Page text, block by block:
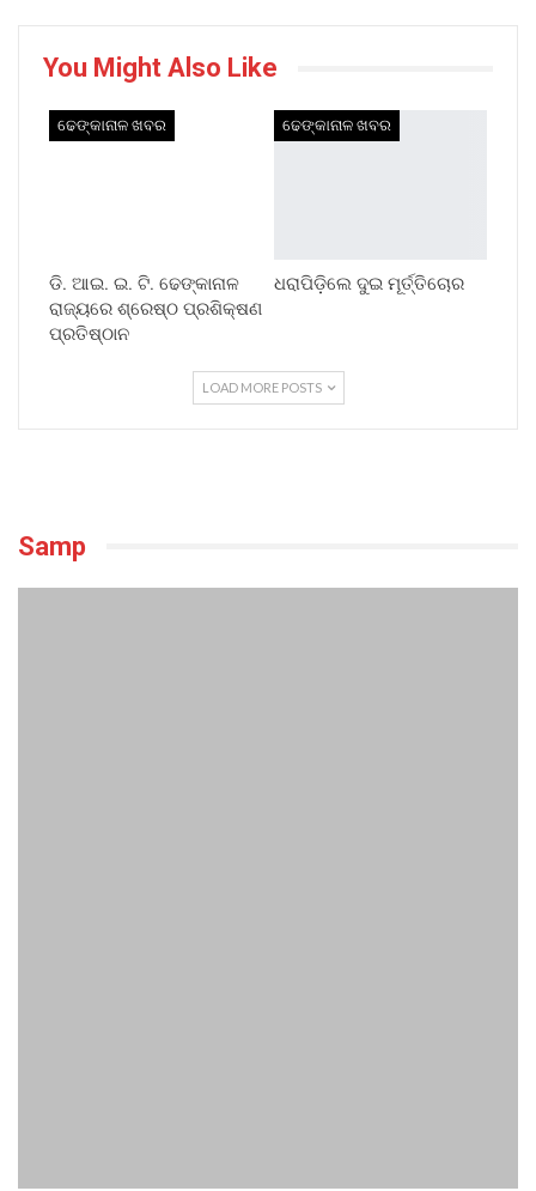
You Might Also Like
ଢେଙ୍କାନାଳ ଖବର
ଡି. ଆଇ. ଇ. ଟି. ଢେଙ୍କାନାଳ
ରାଜ୍ୟରେ ଶ୍ରେଷ୍ଠ ପ୍ରଶିକ୍ଷଣ
ପ୍ରତିଷ୍ଠାନ
ଢେଙ୍କାନାଳ ଖବର
ଧରାପିଡ଼ିଲେ ଦୁଇ ମୂର୍ତ୍ତିଚୋର
LOAD MORE POSTS
Samp